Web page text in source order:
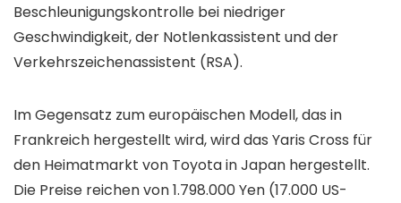
Beschleunigungskontrolle bei niedriger
Geschwindigkeit, der Notlenkassistent und der
Verkehrszeichenassistent (RSA).
Im Gegensatz zum europäischen Modell, das in
Frankreich hergestellt wird, wird das Yaris Cross für
den Heimatmarkt von Toyota in Japan hergestellt.
Die Preise reichen von 1.798.000 Yen (17.000 US-